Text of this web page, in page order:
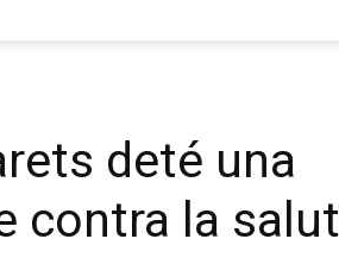
deté una
contra la salut